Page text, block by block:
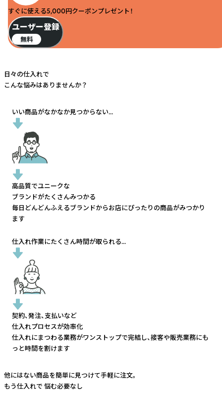
すぐに使える5,000円クーポンプレゼント！
ユーザー登録
無料
日々の仕入れで
こんな悩みはありませんか？
いい商品がなかなか見つからない...
高品質でユニークな
ブランドがたくさんみつかる
毎日どんどんふえるブランドからお店にぴったりの商品がみつかり
ます
仕入れ作業にたくさん時間が取られる...
契約、発注、支払いなど
仕入れプロセスが効率化
仕入れにまつわる業務がワンストップで完結し、接客や販売業務にも
っと時間を割けます
他にはない商品を簡単に見つけて手軽に注文。
もう仕入れで 悩む必要なし